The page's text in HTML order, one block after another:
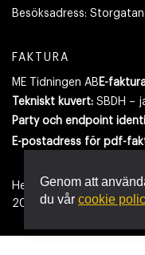
Besöksadress: Storgatan
FAKTURA
ME Tidningen AB E-
Tekniskt kuvert: SBDH –
Party och endpoint
E-postadress för pdf-
Hemsidan använder
2026- Tidningen
Genom att
du vår cookie